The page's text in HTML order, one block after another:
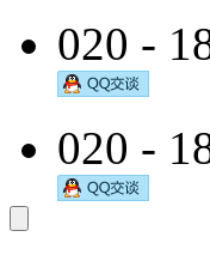
020 -
020 -